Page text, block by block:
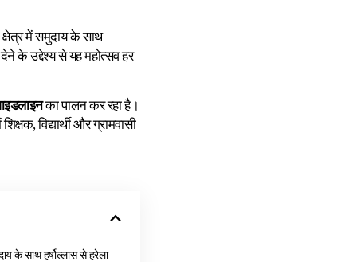
में समुदाय के साथ
के उद्देश्य से यह महोत्सव हर
का पालन कर रहा है।
विद्यार्थी और ग्रामवासी
के साथ हर्षोल्लास से हरेला